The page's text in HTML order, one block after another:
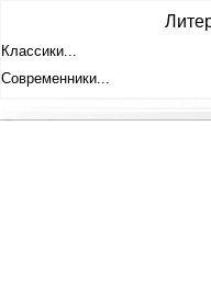
Классики...
Современники...